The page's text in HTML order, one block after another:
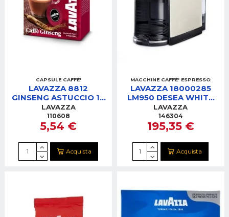
CAPSULE CAFFE'
LAVAZZA 8812
GINSENG ASTUCCIO 12
CAPSULE
LAVAZZA
110608
5,54 €
Acquista
MACCHINE CAFFE' ESPRESSO
LAVAZZA 18000285
LM950 DESEA WHITE
CREAM MACCHINA
CAFFE'
LAVAZZA
146304
195,35 €
Acquista